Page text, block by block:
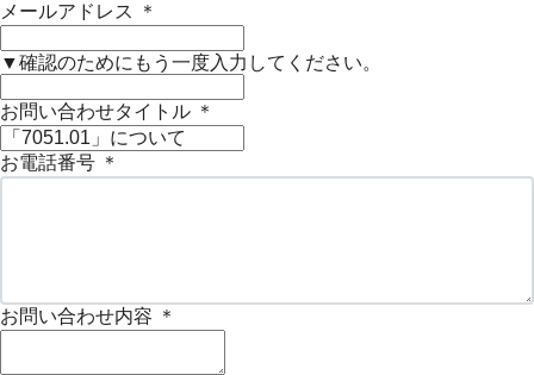
メールアドレス ＊
▼確認のためにもう一度入力してください。
お問い合わせタイトル ＊
お電話番号 ＊
お問い合わせ内容 ＊